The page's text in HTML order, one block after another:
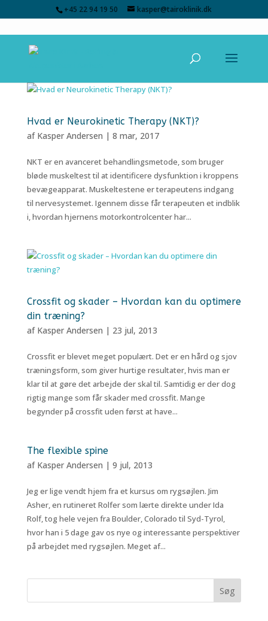
+45 22 94 19 50 kasper@tairoklinik.dk
Hvad er Neurokinetic Therapy (NKT)?
af Kasper Andersen | 8 mar, 2017
NKT er en avanceret behandlingsmetode, som bruger
bløde muskeltest til at identificere dysfunktion i kroppens
bevægeapparat. Muskeltestene er terapeutens indgang
til nervesystemet. Igennem disse får terapeuten et indblik
i, hvordan hjernens motorkontrolcenter har...
Crossfit og skader – Hvordan kan du optimere
din træning?
af Kasper Andersen | 23 jul, 2013
Crossfit er blevet meget populært. Det er en hård og sjov
træningsform, som giver hurtige resultater, hvis man er
klar til at gøre det arbejde der skal til. Samtidig er der dog
rigtig mange som får skader med crossfit. Mange
begynder på crossfit uden først at have...
The flexible spine
af Kasper Andersen | 9 jul, 2013
Jeg er lige vendt hjem fra et kursus om rygsøjlen. Jim
Asher, en rutineret Rolfer som lærte direkte under Ida
Rolf, tog hele vejen fra Boulder, Colorado til Syd-Tyrol,
hvor han i 5 dage gav os nye og interessante perspektiver
på arbejdet med rygsøjlen. Meget af...